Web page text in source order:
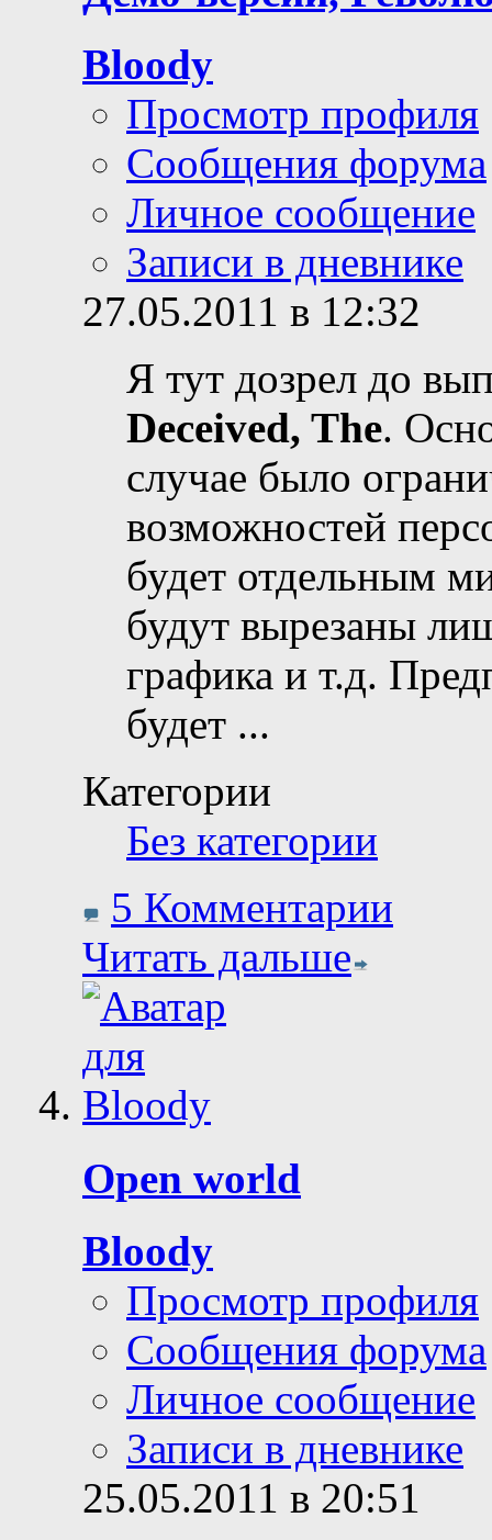
Bloody
Просмотр профиля
Сообщения форума
Личное сообщение
Записи в дневнике
27.05.2011 в 12:32
Я тут дозрел до
Deceived, The.
случае было
возможностей
будет отдельным
будут вырезаны
графика и т.д.
будет ...
Категории
Без категории
5 Комментарии
Читать дальше
Open world
Bloody
Просмотр профиля
Сообщения форума
Личное сообщение
Записи в дневнике
25.05.2011 в 20:51